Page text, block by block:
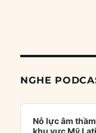
NGHE
Audio
Player
Nỗ lực âm